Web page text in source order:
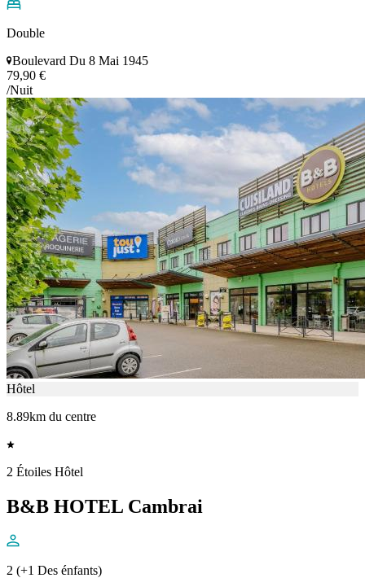
Double
Boulevard Du 8 Mai 1945
79,90 €
/Nuit
Hôtel
8.89km du centre
2 Étoiles Hôtel
B&B HOTEL Cambrai
2 (+1 Des énfants)